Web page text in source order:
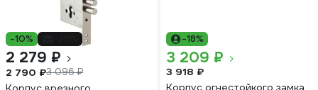
-10%
2 279 ₽
2 790 ₽3 096 ₽
-18%
3 209 ₽
3 918 ₽
Корпус огнестойкого замка